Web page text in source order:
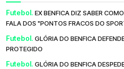
Futebol. EX BENFICA DIZ SABER
FALA DOS "PONTOS FRACOS DO
Futebol. GLÓRIA DO BENFICA
PROTEGIDO
Futebol. GLÓRIA DO BENFICA